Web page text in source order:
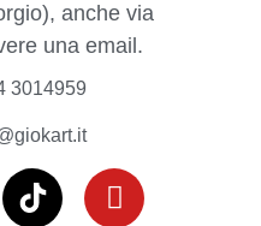
anche via
una email.
3014959